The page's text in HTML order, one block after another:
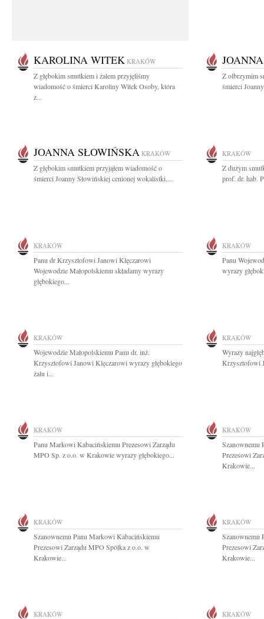
KAROLINA WITEK KRAKÓW
Z głębokim smutkiem i żalem przyjęliśmy
wiadomość o śmierci Karoliny Witek Osoby, która
z...
Z olbrzymim
śmierci
JOANNA SŁOWIŃSKA KRAKÓW
Z głębokim smutkiem przyjąłem wiadomość o
śmierci Joanny Słowińskiej cenionej wokalistki,...
KRAKÓW
Z dużym
prof. dr. hab.
KRAKÓW
Panu dr Krzysztofowi Janowi Klęczarowi
Wojewodzie Małopolskiemu składamy wyrazy
głębokiego...
KRAKÓW
Panu
wyrazy
KRAKÓW
Wojewodzie Małopolskiemu Panu dr. inż.
Krzysztofowi Janowi Klęczarowi wyrazy głębokiego
żalu i...
KRAKÓW
Wyrazy
Krzysztofowi
KRAKÓW
Panu Markowi Kabacińskiemu Prezesowi Zarządu
MPO Sp. z o.o. w Krakowie wyrazy głębokiego...
KRAKÓW
Szanownemu
Prezesowi
Krakowie...
KRAKÓW
Szanownemu Panu Markowi Kabacińskiemu
Prezesowi Zarządu MPO Spółka z o.o. w
Krakowie...
KRAKÓW
Szanownemu
Prezesowi
Krakowie...
KRAKÓW KRAKÓW